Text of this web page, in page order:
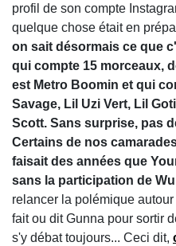
profil de son compte
quelque chose était en
on sait désormais ce que
qui compte 15 morceaux,
est Metro Boomin et qui
Savage, Lil Uzi Vert, Lil
Scott. Sans surprise, pas
Certains de nos
faisait des années que
sans la participation de
relancer la polémique
fait ou dit Gunna pour sortir
s'y débat toujours... Ceci dit,